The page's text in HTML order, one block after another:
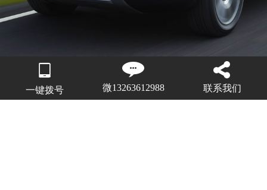
一键拨号 微13263612988 联系我们